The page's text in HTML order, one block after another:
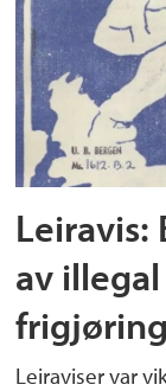
Leiravis:
av
Leiraviser var